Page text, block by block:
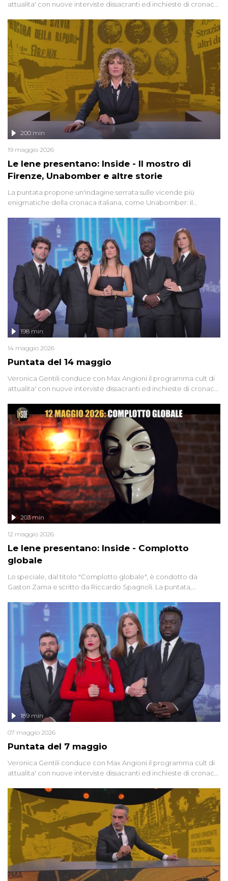
attualita' con nuove interviste dissacranti ed inchieste di cronaca
Le Iene presentano: Inside - Il mostro di
Firenze, Unabomber e altre storie
200 min
19 maggio 2026
La puntata propone un'indagine serrata sulle vicende più
enigmatiche della cronaca italiana, come Unabomber: il
'90 e il 2000 che, inquietantemente, potrebbe essere ancora in
libertà. Lo speciale affronta inoltre le zone d'ombra sul Mostro di
Firenze, le cui responsabilità appaiono ancora oggi avvolte in un
groviglio di dubbi mai chiariti. Nel corso dello speciale anche
l'intervista inedita a Olindo Romano, realizzata ne...
Puntata del 14 maggio
198 min
14 maggio 2026
Veronica Gentili conduce con Max Angioni il programma cult di
attualita' con nuove interviste dissacranti ed inchieste di cronaca
Le Iene presentano: Inside - Complotto
globale
203 min
12 maggio 2026
Lo speciale, dal titolo "Complotto globale", è condotto da
Gaston Zama e scritto da Riccardo Spagnoli. La puntata,
racconta l'universo delle narrazioni alternative, dei sospetti
globali e del complottismo che negli ultimi anni hanno invaso
social network, talk show, piazze digitali e immaginario collettivo.
Puntata del 7 maggio
189 min
07 maggio 2026
Veronica Gentili conduce con Max Angioni il programma cult di
attualita' con nuove interviste dissacranti ed inchieste di cronaca